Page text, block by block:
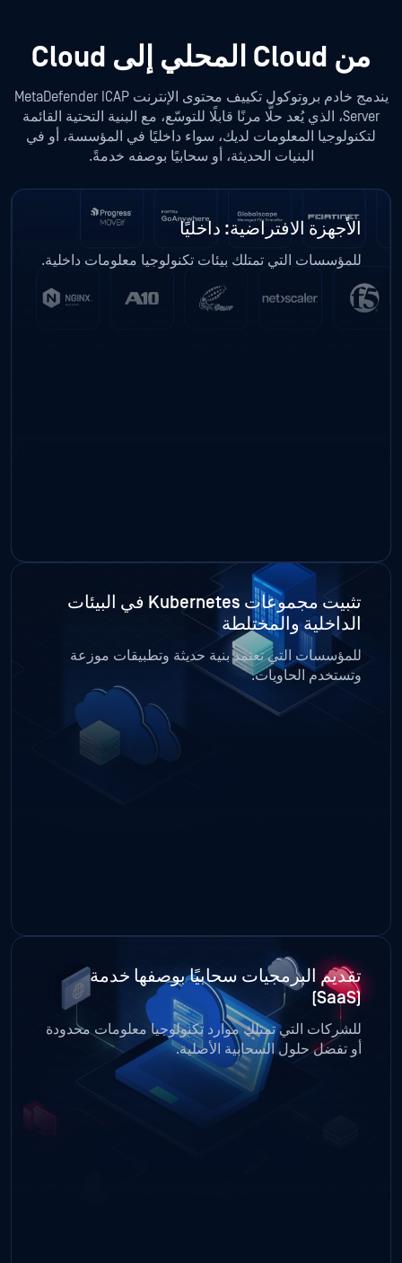
من Cloud المحلي إلى Cloud
يندمج خادم بروتوكول تكييف محتوى الإنترنت MetaDefender ICAP
Server، الذي يُعد حلًّا مرنًا قابلًا للتوسّع، مع البنية التحتية القائمة
لتكنولوجيا المعلومات لديك، سواء داخليًا في المؤسسة، أو في
البنيات الحديثة، أو سحابيًا بوصفه خدمةً.
الأجهزة الافتراضية: داخليًا
للمؤسسات التي تمتلك بيئات تكنولوجيا معلومات داخلية.
تثبيت مجموعات Kubernetes في البيئات
الداخلية والمختلطة
للمؤسسات التي تعتمد بنية حديثة وتطبيقات موزعة
وتستخدم الحاويات.
تقديم البرمجيات سحابيًا بوصفها خدمة
(SaaS)
للشركات التي تمتلك موارد تكنولوجيا معلومات محدودة
أو تفضل حلول السحابية الأصلية.